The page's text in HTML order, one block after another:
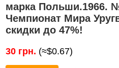
марка Польши.1966.
Чемпионат Мира
скидки до 47%!
30 грн. (≈$0.67)